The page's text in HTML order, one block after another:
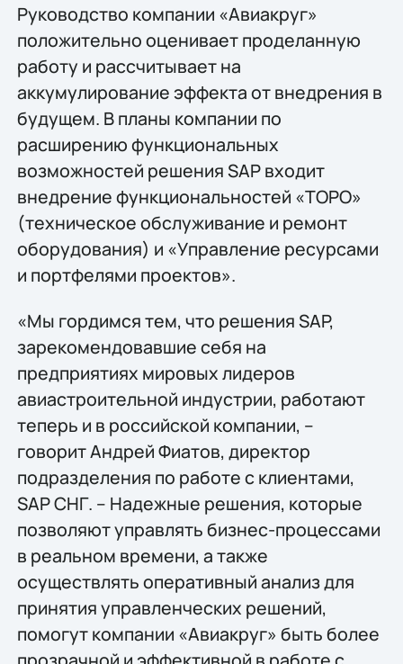
Руководство компании «Авиакруг»
положительно оценивает проделанную
работу и рассчитывает на
аккумулирование эффекта от внедрения в
будущем. В планы компании по
расширению функциональных
возможностей решения SAP входит
внедрение функциональностей «ТОРО»
(техническое обслуживание и ремонт
оборудования) и «Управление ресурсами
и портфелями проектов».
«Мы гордимся тем, что решения SAP,
зарекомендовавшие себя на
предприятиях мировых лидеров
авиастроительной индустрии, работают
теперь и в российской компании, –
говорит Андрей Фиатов, директор
подразделения по работе с клиентами,
SAP СНГ. – Надежные решения, которые
позволяют управлять бизнес-процессами
в реальном времени, а также
осуществлять оперативный анализ для
принятия управленческих решений,
помогут компании «Авиакруг» быть более